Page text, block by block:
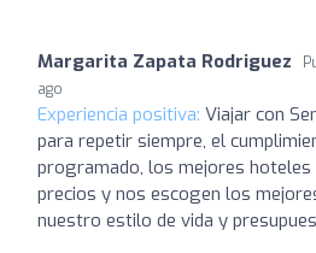
Margarita Zapata Rodriguez
ago
Experiencia positiva: Viajar con
para repetir siempre, el
programado, los mejores
precios y nos escogen los
nuestro estilo de vida y